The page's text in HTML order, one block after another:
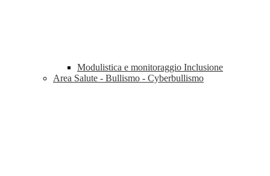
Modulistica e monitoraggio Inclusione
Area Salute - Bullismo - Cyberbullismo